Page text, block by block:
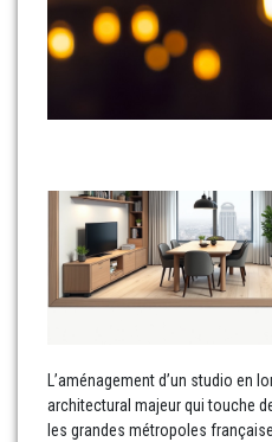
L’aménagement d’un studio en
architectural majeur qui touche
les grandes métropoles